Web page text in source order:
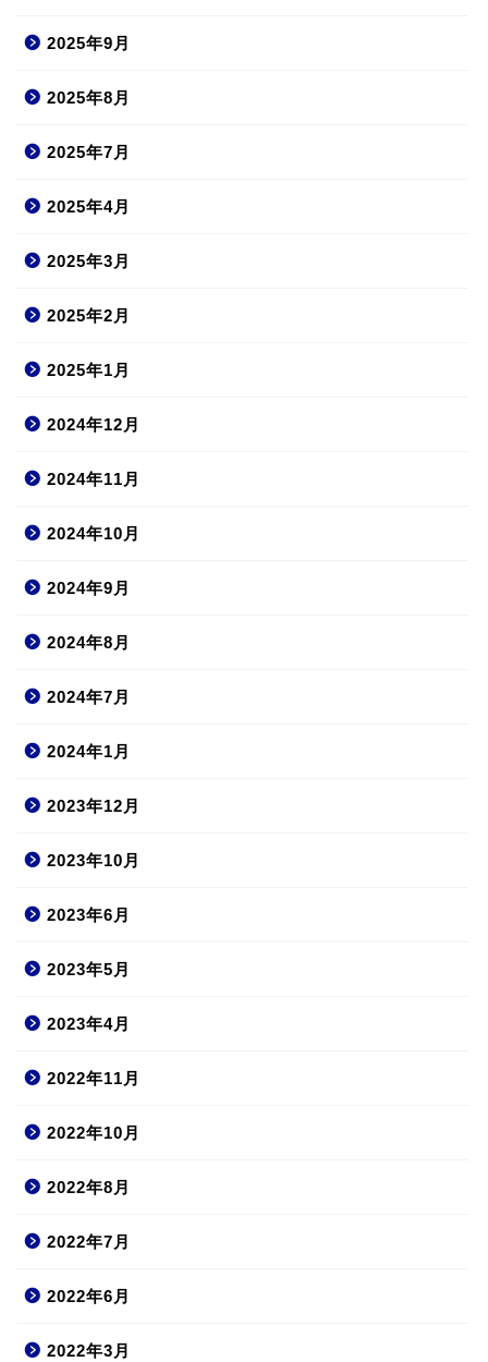
2025年9月
2025年8月
2025年7月
2025年4月
2025年3月
2025年2月
2025年1月
2024年12月
2024年11月
2024年10月
2024年9月
2024年8月
2024年7月
2024年1月
2023年12月
2023年10月
2023年6月
2023年5月
2023年4月
2022年11月
2022年10月
2022年8月
2022年7月
2022年6月
2022年3月